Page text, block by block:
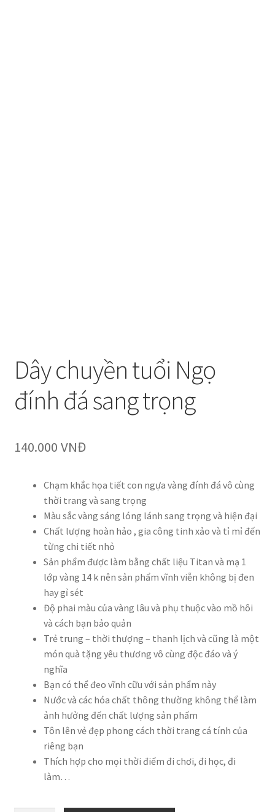
Dây chuyền tuổi Ngọ
đính đá sang trọng
140.000 VNĐ
Chạm khắc họa tiết con ngựa vàng đính đá vô cùng
thời trang và sang trọng
Màu sắc vàng sáng lóng lánh sang trọng và hiện đại
Chất lượng hoàn hảo , gia công tinh xảo và tỉ mỉ đến
từng chi tiết nhỏ
Sản phẩm được làm bằng chất liệu Titan và mạ 1
lớp vàng 14 k nên sản phẩm vĩnh viễn không bị đen
hay gỉ sét
Độ phai màu của vàng lâu và phụ thuộc vào mồ hôi
và cách bạn bảo quản
Trẻ trung – thời thượng – thanh lịch và cũng là một
món quà tặng yêu thương vô cùng độc đáo và ý
nghĩa
Bạn có thể đeo vĩnh cữu với sản phẩm này
Nước và các hóa chất thông thường không thể làm
ảnh hưởng đến chất lượng sản phẩm
Tôn lên vẻ đẹp phong cách thời trang cá tính của
riêng bạn
Thích hợp cho mọi thời điểm đi chơi, đi học, đi
làm…